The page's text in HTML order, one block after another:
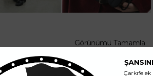
Görünümü Tamamla